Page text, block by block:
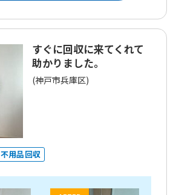
すぐに回収に来てくれて
助かりました。
(神戸市兵庫区)
不用品回収